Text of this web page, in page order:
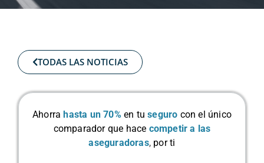
TODAS LAS NOTICIAS
Ahorra hasta un 70% en tuseguro con el único
comparador que hace competir a las
aseguradoras, por ti